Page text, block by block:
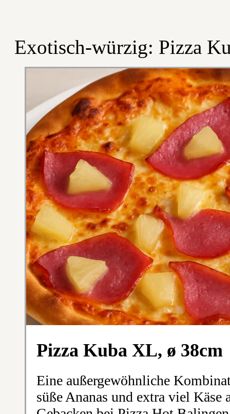
Exotisch-würzig: Pizza
Pizza Kuba XL, ø 38cm
Eine außergewöhnliche
süße Ananas und extra viel